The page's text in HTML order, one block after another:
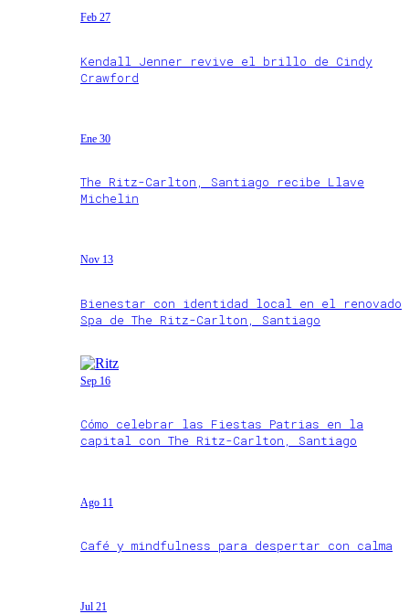
Feb 27
Kendall Jenner revive el brillo de Cindy
Crawford
Ene 30
The Ritz-Carlton, Santiago recibe Llave
Michelin
Nov 13
Bienestar con identidad local en el renovado
Spa de The Ritz-Carlton, Santiago
Sep 16
Cómo celebrar las Fiestas Patrias en la
capital con The Ritz-Carlton, Santiago
Ago 11
Café y mindfulness para despertar con calma
Jul 21